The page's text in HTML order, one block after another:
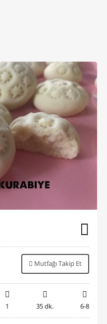
Mutfağı Takip Et
1 35 dk. 6-8